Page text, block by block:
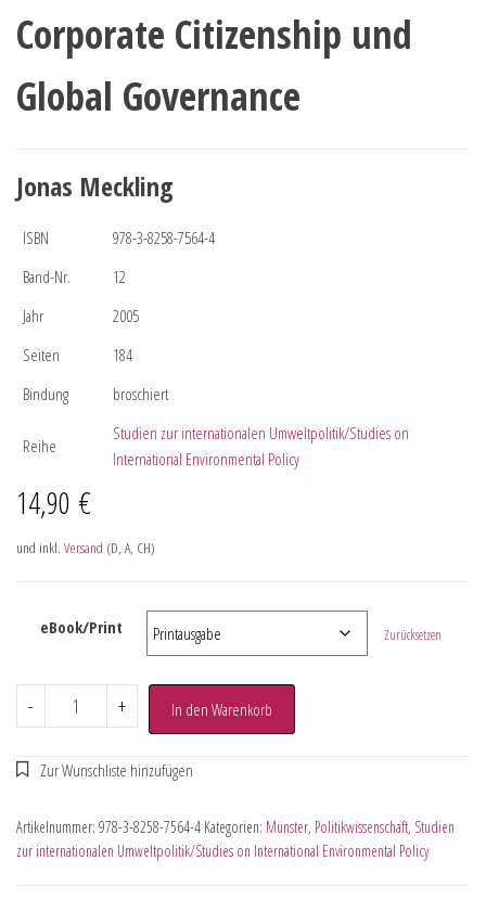
Corporate Citizenship und
Global Governance
Jonas Meckling
ISBN
978-3-8258-7564-4
Band-Nr.
12
Jahr
2005
Seiten
184
Bindung
broschiert
Reihe
Studien zur internationalen Umweltpolitik/Studies on
International Environmental Policy
14,90 €
und inkl. Versand (D, A, CH)
eBook/Print Zurücksetzen
- + In den Warenkorb
Artikelnummer: 978-3-8258-7564-4 Kategorien: Münster, Politikwissenschaft, Studien
zur internationalen Umweltpolitik/Studies on International Environmental Policy